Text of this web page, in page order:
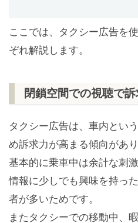
ここでは、タクシー広告を
ぞれ解説します。
閉鎖空間での視聴で
タクシー広告は、車内とい
め訴求力が高まる傾向があり
基本的に乗車中は余計な刺
情報に少しでも興味を持っ
者が多いためです。
またタクシーでの移動中、